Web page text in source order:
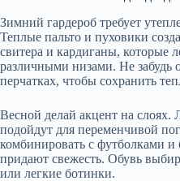
Зимний гардероб требует
Теплые пальто и пуховики
свитера и кардиганы, которые
различными низами. Не забудь
перчатках, чтобы сохранить
Весной делай акцент на слоях.
подойдут для переменчивой
комбинировать с футболками и
придают свежесть. Обувь
или легкие ботинки.